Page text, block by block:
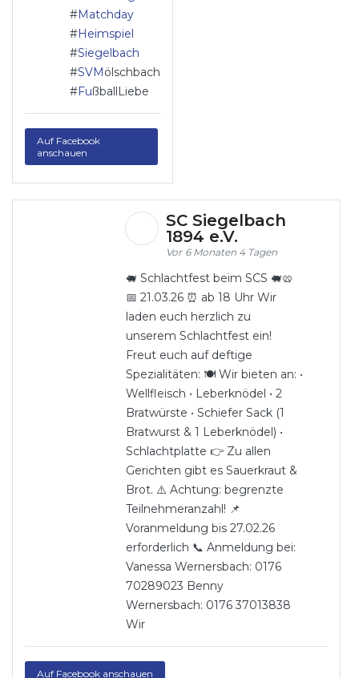
#Matchday
#Heimspiel
#Siegelbach
#SVMölschbach
#FußballLiebe
Auf Facebook
anschauen
SC Siegelbach
1894 e.V.
6 Monaten 4 Tagen
🐖 Schlachtfest beim SCS 🐖🥨
📅 21.03.26 ⏰ ab 18 Uhr Wir
laden euch herzlich zu
unserem Schlachtfest ein!
Freut euch auf deftige
Spezialitäten: 🍽️ Wir bieten an: •
Wellfleisch • Leberknödel • 2
Bratwürste • Schiefer Sack (1
Bratwurst & 1 Leberknödel) •
Schlachtplatte 👉 Zu allen
Gerichten gibt es Sauerkraut &
Brot. ⚠️ Achtung: begrenzte
Teilnehmeranzahl! 📌
Voranmeldung bis 27.02.26
erforderlich 📞 Anmeldung bei:
Vanessa Wernersbach: 0176
70289023 Benny
Wernersbach: 0176 37013838
Wir
Auf Facebook anschauen